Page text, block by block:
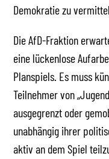
Demokratie zu
Die AfD-Fraktion
eine lückenlose
Planspiels. Es muss
Teilnehmer von
ausgegrenzt oder
unabhängig ihrer
aktiv an dem Spiel